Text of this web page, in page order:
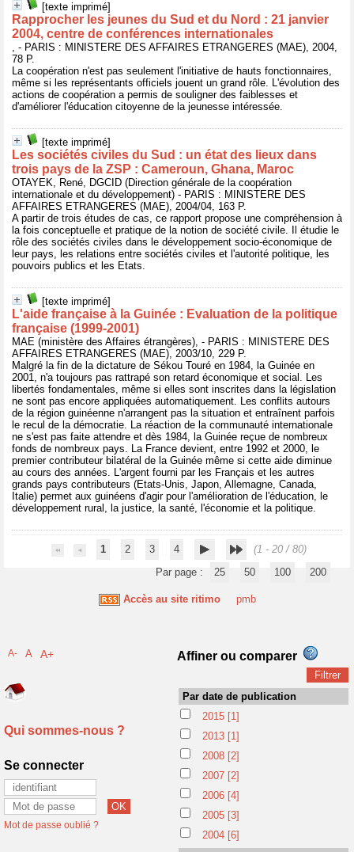
[texte imprimé]
Rapprocher les jeunes du Sud et du Nord : 21 janvier
2004, centre de conférences internationales
, - PARIS : MINISTERE DES AFFAIRES ETRANGERES (MAE), 2004,
78 P.
La coopération n'est pas seulement l'initiative de hauts fonctionnaires,
même si les représentants officiels jouent un grand rôle. L'évolution des
actions de coopération a permis de souligner des faiblesses et
d'améliorer l'éducation citoyenne de la jeunesse intéressée.
[texte imprimé]
Les sociétés civiles du Sud : un état des lieux dans
trois pays de la ZSP : Cameroun, Ghana, Maroc
OTAYEK, René, DGCID (Direction générale de la coopération
internationale et du développement) - PARIS : MINISTERE DES
AFFAIRES ETRANGERES (MAE), 2004/04, 163 P.
A partir de trois études de cas, ce rapport propose une compréhension à
la fois conceptuelle et pratique de la notion de société civile. Il étudie le
rôle des sociétés civiles dans le développement socio-économique de
leur pays, les relations entre sociétés civiles et l'autorité politique, les
pouvoirs publics et les Etats.
[texte imprimé]
L'aide française à la Guinée : Evaluation de la politique
française (1999-2001)
MAE (ministère des Affaires étrangères), - PARIS : MINISTERE DES
AFFAIRES ETRANGERES (MAE), 2003/10, 229 P.
Malgré la fin de la dictature de Sékou Touré en 1984, la Guinée en
2001, n'a toujours pas rattrapé son retard économique et social. Les
libertés fondamentales, même si elles sont inscrites dans la législation
ne sont pas encore appliquées automatiquement. Les conflits autours
de la région guinéenne n'arrangent pas la situation et entraînent parfois
le recul de la démocratie. La réaction de la communauté internationale
ne s'est pas faite attendre et dès 1984, la Guinée reçue de nombreux
fonds de nombreux pays. La France devient, entre 1992 et 2000, le
premier contributeur bilatéral de la Guinée même si cette aide diminue
au cours des années. L'argent fourni par les Français et les autres
grands pays contributeurs (Etats-Unis, Japon, Allemagne, Canada,
Italie) permet aux guinéens d'agir pour l'amélioration de l'éducation, le
développement rural, la justice, la santé, l'économie et la politique.
1 2 3 4
(1 - 20 / 80)
Par page :
25 50 100 200
Accès au site ritimo pmb
A- A A+
Qui sommes-nous ?
Se connecter
Mot de passe oublié ?
Affiner ou comparer
Par date de publication
2015 [1]
2013 [1]
2008 [2]
2007 [2]
2006 [4]
2005 [3]
2004 [6]